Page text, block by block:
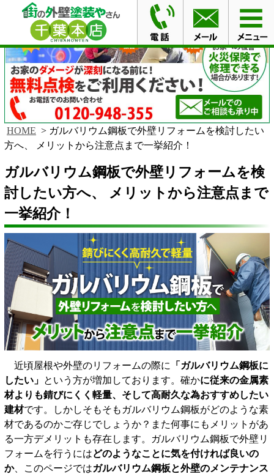
HOME
ガルバリウム鋼板で外壁リフォームを検討したい
方へ、 メリットから注意点まで一挙紹介！
ガルバリウム鋼板で外壁リフォームを検
討したい方へ、 メリットから注意点まで
一挙紹介！
近頃屋根や外壁のリフォームの際に
「ガルバリウム鋼板に
したい」 という方が増加しております。確かに従来の金属素
材よりも錆びにくく軽量、そして高耐久な為おすすめしたい
建材です。しかしそもそもガルバリウム鋼板がどのような素
材であるのかご存じでしょうか？また何事にもメリットがあ
る一方デメリットも存在します。ガルバリウム鋼板で外壁リ
フォームを行うにはどのようなことに気を付ければ良いの
か、このページではガルバリウム鋼板と外壁のメンテナンス